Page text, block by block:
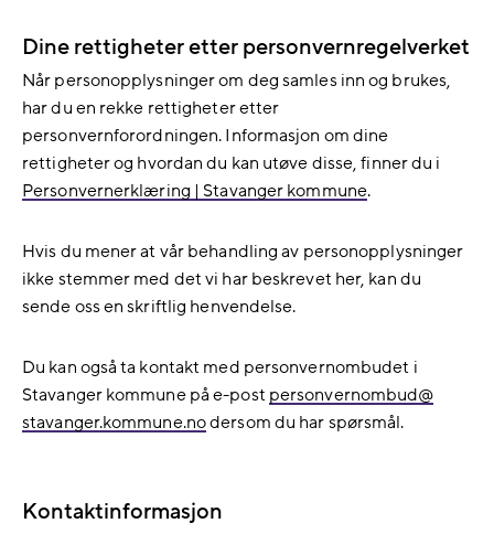
Dine rettigheter etter personvernregelverket
Når personopplysninger om deg samles inn og brukes,
har du en rekke rettigheter etter
personvernforordningen. Informasjon om dine
rettigheter og hvordan du kan utøve disse, finner du i
Personvernerklæring | Stavanger kommune.
Hvis du mener at vår behandling av personopplysninger
ikke stemmer med det vi har beskrevet her, kan du
sende oss en skriftlig henvendelse.
Du kan også ta kontakt med personvernombudet i
Stavanger kommune på e-post personvernombud@​​
stavanger.kommune.nodersom du har spørsmål.
Kontaktinformasjon